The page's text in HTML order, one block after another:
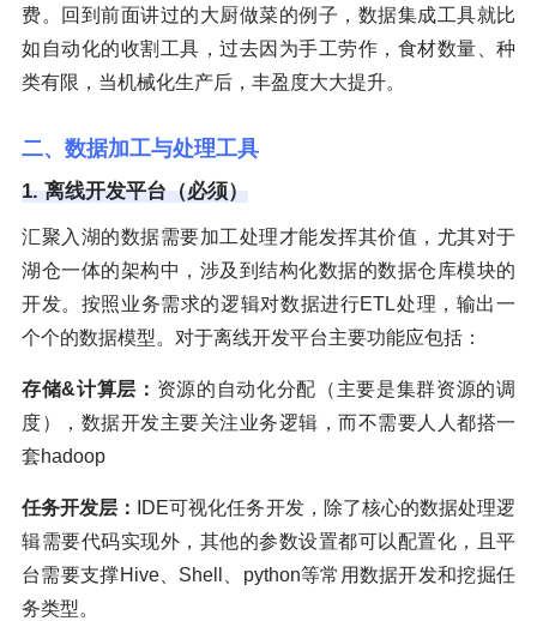
费。回到前面讲过的大厨做菜的例子，数据集成工具就比
如自动化的收割工具，过去因为手工劳作，食材数量、种
类有限，当机械化生产后，丰盈度大大提升。
二、数据加工与处理工具
1. 离线开发平台（必须）
汇聚入湖的数据需要加工处理才能发挥其价值，尤其对于
湖仓一体的架构中，涉及到结构化数据的数据仓库模块的
开发。按照业务需求的逻辑对数据进行ETL处理，输出一
个个的数据模型。对于离线开发平台主要功能应包括：
存储&计算层： 资源的自动化分配（主要是集群资源的调
度），数据开发主要关注业务逻辑，而不需要人人都搭一
套hadoop
任务开发层：
IDE可视化任务开发，除了核心的数据处理逻
辑需要代码实现外，其他的参数设置都可以配置化，且平
台需要支撑Hive、Shell、python等常用数据开发和挖掘任
务类型。